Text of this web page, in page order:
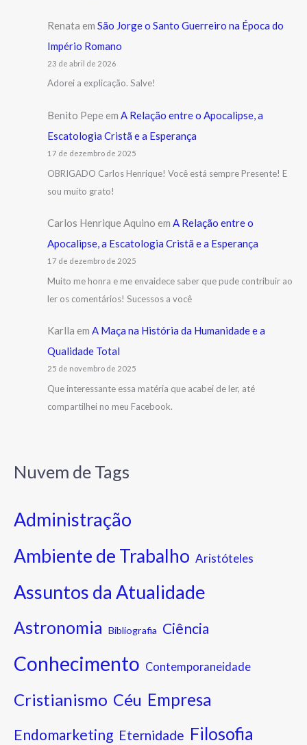
Renata em São Jorge o Santo Guerreiro na Época do
Império Romano
23 de abril de 2026
Adorei a explicação. Salve!
Benito Pepe em A Relação entre o Apocalipse, a
Escatologia Cristã e a Esperança
17 de dezembro de 2025
OBRIGADO Carlos Henrique! Você está sempre Presente! E
sou muito grato!
Carlos Henrique Aquino em A Relação entre o
Apocalipse, a Escatologia Cristã e a Esperança
17 de dezembro de 2025
Muito me honra e me envaidece saber que pude contribuir ao
ler os comentários! Sucessos a você
Karlla em A Maça na História da Humanidade e a
Qualidade Total
25 de novembro de 2025
Que interessante essa matéria que acabei de ler, até
compartilhei no meu Facebook.
Nuvem de Tags
Administração
Ambiente de Trabalho Aristóteles
Assuntos da Atualidade
Astronomia Bibliografia Ciência
Conhecimento Contemporaneidade
Cristianismo Céu Empresa
Endomarketing Eternidade Filosofia